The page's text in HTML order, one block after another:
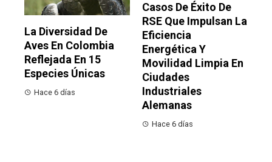
La Diversidad De
Aves En Colombia
Reflejada En 15
Especies Únicas
Hace 6 días
Casos De Éxito De
RSE Que Impulsan La
Eficiencia
Energética Y
Movilidad Limpia En
Ciudades
Industriales
Alemanas
Hace 6 días